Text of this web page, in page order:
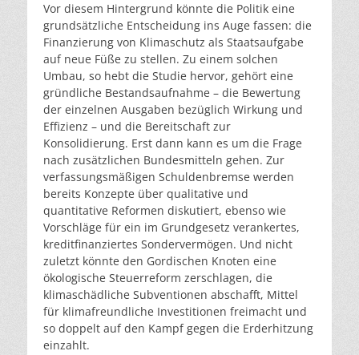
Vor diesem Hintergrund könnte die Politik eine
grundsätzliche Entscheidung ins Auge fassen: die
Finanzierung von Klimaschutz als Staatsaufgabe
auf neue Füße zu stellen. Zu einem solchen
Umbau, so hebt die Studie hervor, gehört eine
gründliche Bestandsaufnahme – die Bewertung
der einzelnen Ausgaben bezüglich Wirkung und
Effizienz – und die Bereitschaft zur
Konsolidierung. Erst dann kann es um die Frage
nach zusätzlichen Bundesmitteln gehen. Zur
verfassungsmäßigen Schuldenbremse werden
bereits Konzepte über qualitative und
quantitative Reformen diskutiert, ebenso wie
Vorschläge für ein im Grundgesetz verankertes,
kreditfinanziertes Sondervermögen. Und nicht
zuletzt könnte den Gordischen Knoten eine
ökologische Steuerreform zerschlagen, die
klimaschädliche Subventionen abschafft, Mittel
für klimafreundliche Investitionen freimacht und
so doppelt auf den Kampf gegen die Erderhitzung
einzahlt.